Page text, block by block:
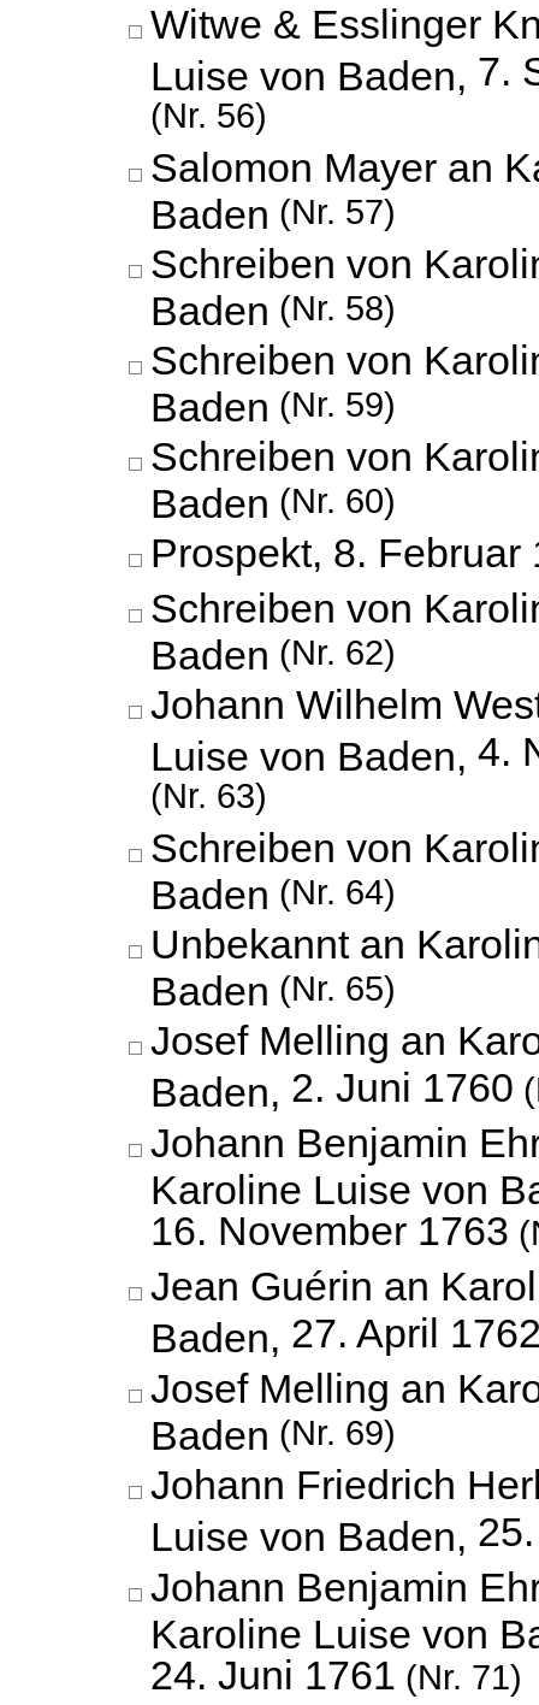
Witwe & Esslinger
Luise von Baden, 7.
(Nr. 56)
Salomon Mayer an
Baden (Nr. 57)
Schreiben von
Baden (Nr. 58)
Schreiben von
Baden (Nr. 59)
Schreiben von
Baden (Nr. 60)
Prospekt, 8. Februar
Schreiben von
Baden (Nr. 62)
Johann Wilhelm
Luise von Baden, 4.
(Nr. 63)
Schreiben von
Baden (Nr. 64)
Unbekannt an
Baden (Nr. 65)
Josef Melling an
Baden, 2. Juni 1760
Johann Benjamin
Karoline Luise von
16. November 1763
Jean Guérin an
Baden, 27. April
Josef Melling an
Baden (Nr. 69)
Johann Friedrich
Luise von Baden,
Johann Benjamin
Karoline Luise von
24. Juni 1761 (Nr. 71)